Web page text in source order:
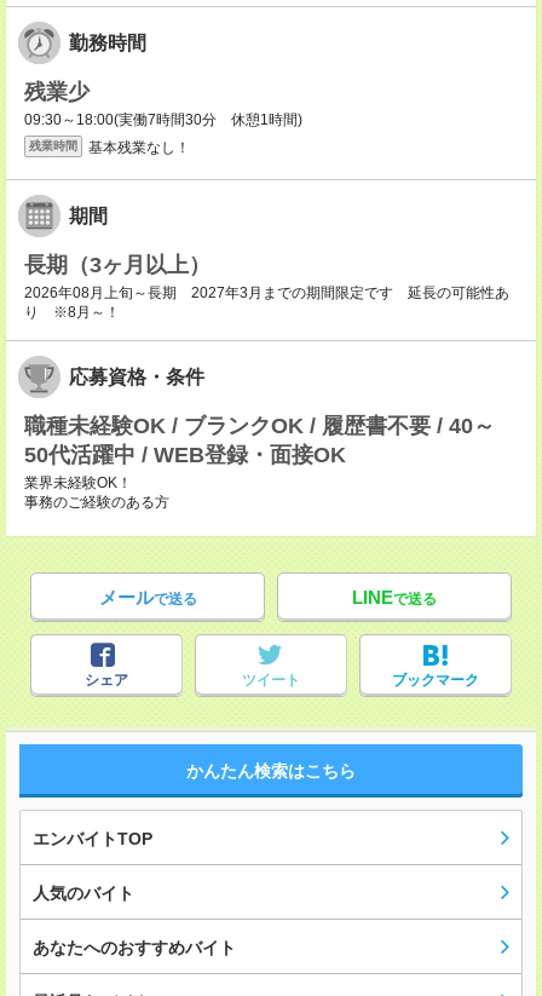
勤務時間
残業少
09:30～18:00(実働7時間30分 休憩1時間)
残業時間 基本残業なし！
期間
長期（3ヶ月以上）
2026年08月上旬～長期 2027年3月までの期間限定です 延長の可能性あ
り ※8月～！
応募資格・条件
職種未経験OK / ブランクOK / 履歴書不要 / 40～
50代活躍中 / WEB登録・面接OK
業界未経験OK！
事務のご経験のある方
メールで送る LINEで送る
シェア ツイート ブックマーク
かんたん検索はこちら
エンバイトTOP
人気のバイト
あなたへのおすすめバイト